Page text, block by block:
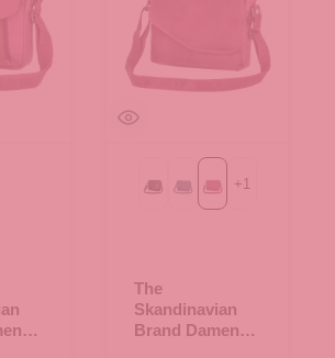
BlackBluePurple
+ 1
The
Skandinavian
Brand Damen